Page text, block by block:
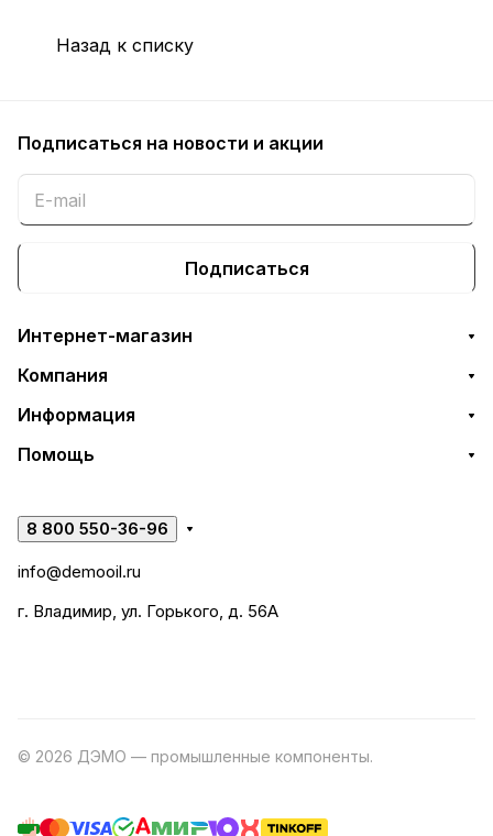
Назад к списку
Подписаться на новости и акции
Подписаться
Интернет-магазин
Компания
Информация
Помощь
8 800 550-36-96
info@demooil.ru
г. Владимир, ул. Горького, д. 56А
© 2026 ДЭМО — промышленные компоненты.